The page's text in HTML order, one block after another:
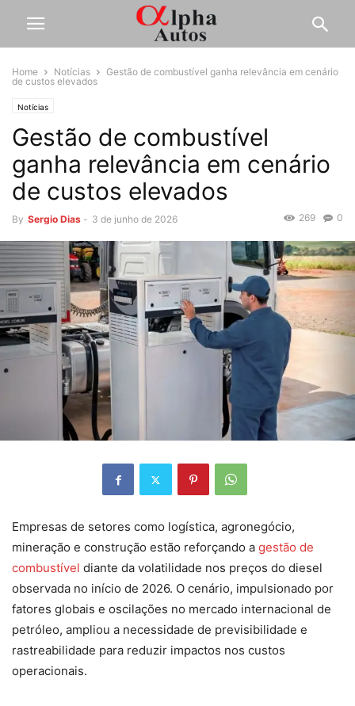
Home Notícias
Gestão de combustível ganha relevância em cenário
de custos elevados
Notícias
Gestão de combustível
ganha relevância em cenário
de custos elevados
By Sergio Dias - 3 de junho de 2026 0
269
Empresas de setores como logística, agronegócio,
mineração e construção estão reforçando a gestão de
combustível diante da volatilidade nos preços do diesel
observada no início de 2026. O cenário, impulsionado por
fatores globais e oscilações no mercado internacional de
petróleo, ampliou a necessidade de previsibilidade e
rastreabilidade para reduzir impactos nos custos
operacionais.